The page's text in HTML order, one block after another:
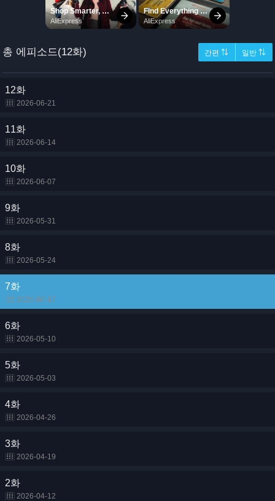
총 에피소드(12화) 간편 ⇅ 일반 ⇅
12화
2026-06-21
11화
2026-06-14
10화
2026-06-07
9화
2026-05-31
8화
2026-05-24
7화
2026-05-17
6화
2026-05-10
5화
2026-05-03
4화
2026-04-26
3화
2026-04-19
2화
2026-04-12